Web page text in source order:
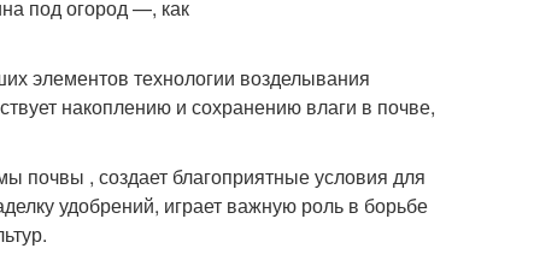
элементов технологии возделывания
накоплению и сохранению влаги в почве,
почвы , создает благоприятные условия для
удобрений, играет важную роль в борьбе